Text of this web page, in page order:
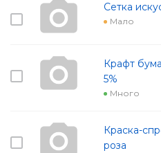
Сетка
Мало
Крафт
5%
Много
Краска-
роза